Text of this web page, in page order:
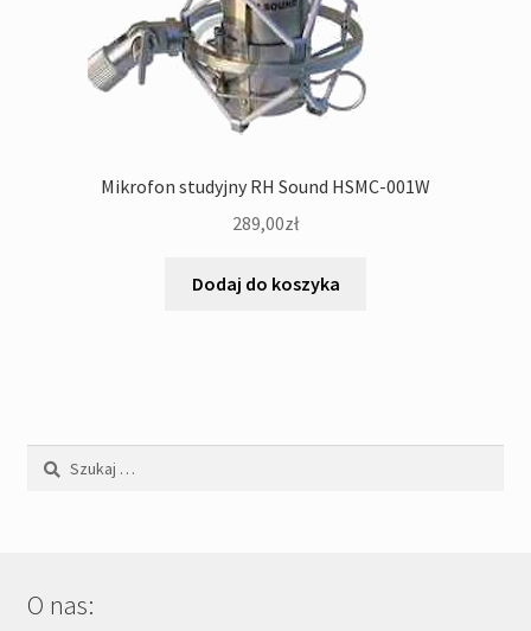
Mikrofon studyjny RH Sound HSMC-001W
289,00zł
Dodaj do koszyka
Szukaj:
O nas: